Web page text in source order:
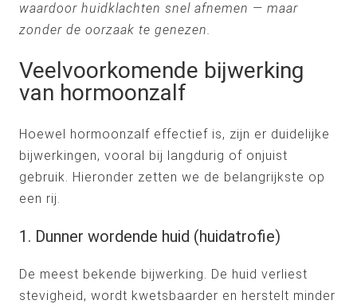
waardoor huidklachten snel afnemen — maar
zonder de oorzaak te genezen.
Veelvoorkomende bijwerking
van hormoonzalf
Hoewel hormoonzalf effectief is, zijn er duidelijke
bijwerkingen, vooral bij langdurig of onjuist
gebruik. Hieronder zetten we de belangrijkste op
een rij.
1. Dunner wordende huid (huidatrofie)
De meest bekende bijwerking. De huid verliest
stevigheid, wordt kwetsbaarder en herstelt minder